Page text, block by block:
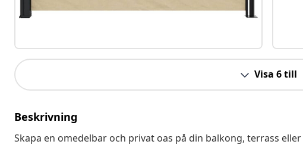
Visa 6 till
Beskrivning
Skapa en omedelbar och privat oas på din balkong, terrass